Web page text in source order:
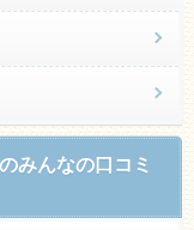
みんなの口コミ